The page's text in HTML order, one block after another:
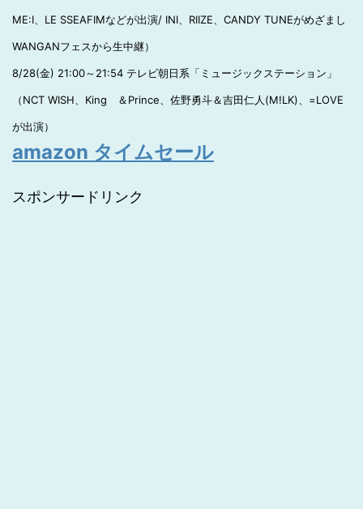
ME:I、LE SSEAFIMなどが出演/ INI、RIIZE、CANDY TUNEがめざまし
WANGANフェスから生中継）
8/28(金) 21:00～21:54 テレビ朝日系「ミュージックステーション」
（NCT WISH、King ＆Prince、佐野勇斗＆吉田仁人(M!LK)、=LOVE
が出演）
amazon タイムセール
スポンサードリンク